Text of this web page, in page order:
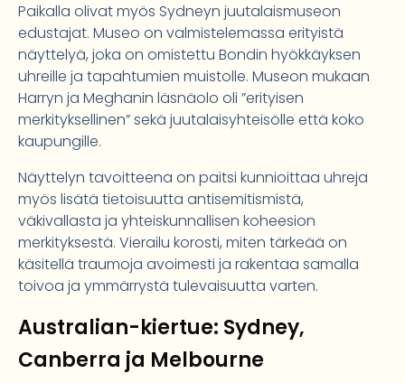
Paikalla olivat myös Sydneyn juutalaismuseon
edustajat. Museo on valmistelemassa erityistä
näyttelyä, joka on omistettu Bondin hyökkäyksen
uhreille ja tapahtumien muistolle. Museon mukaan
Harryn ja Meghanin läsnäolo oli ”erityisen
merkityksellinen” sekä juutalaisyhteisölle että koko
kaupungille.
Näyttelyn tavoitteena on paitsi kunnioittaa uhreja
myös lisätä tietoisuutta antisemitismistä,
väkivallasta ja yhteiskunnallisen koheesion
merkityksestä. Vierailu korosti, miten tärkeää on
käsitellä traumoja avoimesti ja rakentaa samalla
toivoa ja ymmärrystä tulevaisuutta varten.
Australian-kiertue: Sydney,
Canberra ja Melbourne